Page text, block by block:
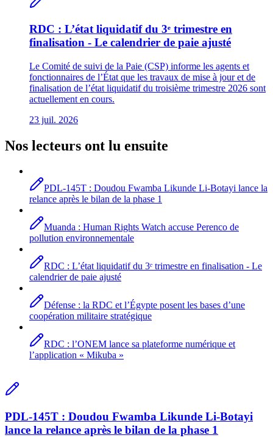
RDC : L’état liquidatif du 3ᵉ trimestre en
finalisation - Le calendrier de paie ajusté
Le Comité de suivi de la Paie (CSP) informe les agents et
fonctionnaires de l’État que les travaux de mise à jour et de
finalisation de l’état liquidatif du troisième trimestre 2026 sont
actuellement en cours.
23 juil. 2026
Nos lecteurs ont lu ensuite
PDL-145T : Doudou Fwamba Likunde Li-Botayi lance la
relance après le bilan de la phase 1
Muanda : Human Rights Watch accuse Perenco de
pollution environnementale
RDC : L’état liquidatif du 3ᵉ trimestre en finalisation - Le
calendrier de paie ajusté
Défense : la RDC et l’Égypte posent les bases d’une
coopération militaire stratégique
RDC : l’ONEM lance sa plateforme numérique et
l’application « Mikuba »
PDL-145T : Doudou Fwamba Likunde Li-Botayi
lance la relance après le bilan de la phase 1